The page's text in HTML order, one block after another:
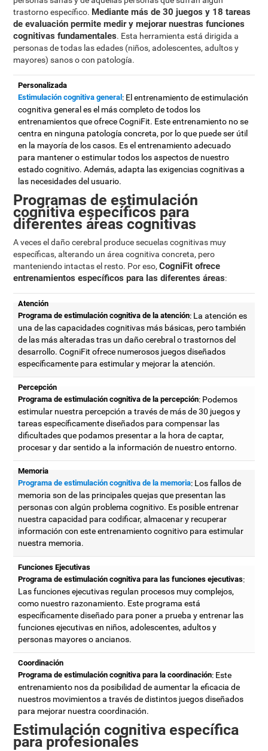
trastorno específico. Mediante más de 30 juegos y 18 tareas
de evaluación permite medir y mejorar nuestras funciones
cognitivas fundamentales. Esta herramienta está dirigida a
personas de todas las edades (niños, adolescentes, adultos y
mayores) sanos o con patología.
Personalizada
Estimulación cognitiva general : El entrenamiento de estimulación
cognitiva general es el más completo de todos los
entrenamientos que ofrece CogniFit. Este entrenamiento no se
centra en ninguna patología concreta, por lo que puede ser útil
en la mayoría de los casos. Es el entrenamiento adecuado
para mantener o estimular todos los aspectos de nuestro
estado cognitivo. Además, adapta las exigencias cognitivas a
las necesidades del usuario.
Programas de estimulación
cognitiva específicos para
diferentes áreas cognitivas
A veces el daño cerebral produce secuelas cognitivas muy
específicas, alterando un área cognitiva concreta, pero
manteniendo intactas el resto. Por eso,CogniFit ofrece
entrenamientos específicos para las diferentes áreas:
Atención
Programa de estimulación cognitiva de la atención: La atención es
una de las capacidades cognitivas más básicas, pero también
de las más alteradas tras un daño cerebral o trastornos del
desarrollo. CogniFit ofrece numerosos juegos diseñados
específicamente para estimular y mejorar la atención.
Percepción
Programa de estimulación cognitiva de la percepción: Podemos
estimular nuestra percepción a través de más de 30 juegos y
tareas específicamente diseñados para compensar las
dificultades que podamos presentar a la hora de captar,
procesar y dar sentido a la información de nuestro entorno.
Memoria
Programa de estimulación cognitiva de la memoria: Los fallos de
memoria son de las principales quejas que presentan las
personas con algún problema cognitivo. Es posible entrenar
nuestra capacidad para codificar, almacenar y recuperar
información con este entrenamiento cognitivo para estimular
nuestra memoria.
Funciones Ejecutivas
Programa de estimulación cognitiva para las funciones ejecutivas:
Las funciones ejecutivas regulan procesos muy complejos,
como nuestro razonamiento. Este programa está
específicamente diseñado para poner a prueba y entrenar las
funciones ejecutivas en niños, adolescentes, adultos y
personas mayores o ancianos.
Coordinación
Programa de estimulación cognitiva para la coordinación: Este
entrenamiento nos da posibilidad de aumentar la eficacia de
nuestros movimientos a través de distintos juegos diseñados
para mejorar nuestra coordinación.
Estimulación cognitiva específica
para profesionales